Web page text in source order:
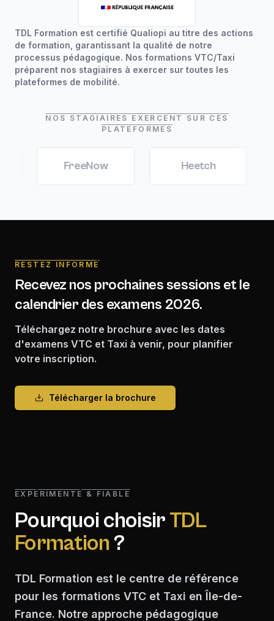
TDL Formation est certifié Qualiopi au titre des actions
de formation, garantissant la qualité de notre
processus pédagogique. Nos formations VTC/Taxi
préparent nos stagiaires à exercer sur toutes les
plateformes de mobilité.
NOS STAGIAIRES EXERCENT SUR CES
PLATEFORMES
FreeNow
RESTEZ INFORMÉ
Recevez nos prochaines sessions et le
calendrier des examens 2026.
Téléchargez notre brochure avec les dates
d'examens VTC et Taxi à venir, pour planifier
votre inscription.
Télécharger la brochure
EXPÉRIMENTÉ & FIABLE
Pourquoi choisirTDL
Formation?
TDL Formation est le centre de référence
pour les formations VTC et Taxi en Île-de-
France. Notre approche pédagogique